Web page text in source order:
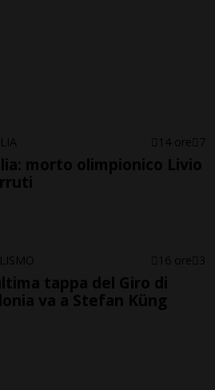
14 ore 7
morto olimpionico Livio
16 ore 3
tappa del Giro di
va a Stefan Küng